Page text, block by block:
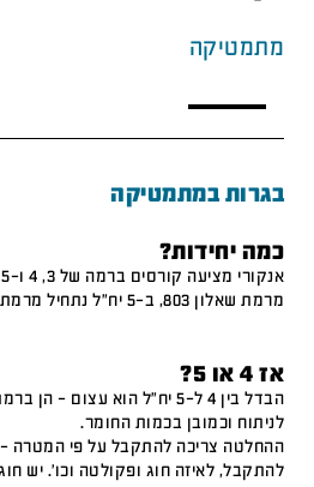
מתמטיקה
בגרות במתמטיקה
כמה יחידות?
מרמת שאלון 803, ב-5 יח"ל נתחיל מרמת שאלון 805.
אז 4 או 5?
הבדל בין 4 ל-5 יח"ל הוא עצום
לניתוח וכמובן בכמות החומר.
ההחלטה צריכה להתקבל על פי המטרה –